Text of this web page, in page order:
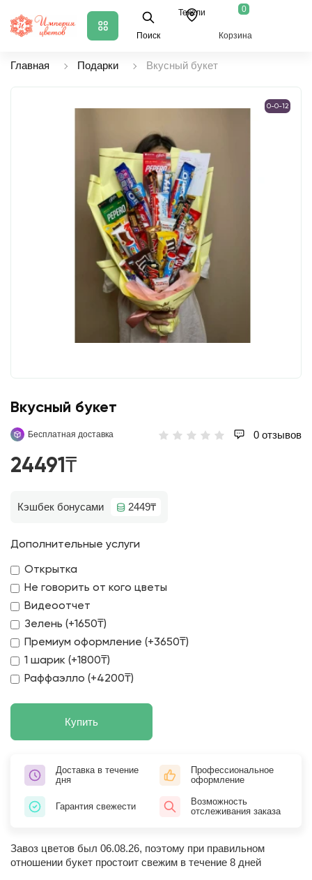
Поиск
Текели 0
Корзина
Главная Подарки Вкусный букет
0-0-12
Вкусный букет
Бесплатная доставка 0 отзывов
24491₸
Кэшбек бонусами 2449₸
Дополнительные услуги
Открытка
Не говорить от кого цветы
Видеоотчет
Зелень (+1650₸)
Премиум оформление (+3650₸)
1 шарик (+1800₸)
Раффаэлло (+4200₸)
Купить
Доставка в течение
дня
Профессиональное
оформление
Гарантия свежести
Возможность
отслеживания заказа
Завоз цветов был 06.08.26, поэтому при правильном
отношении букет простоит свежим в течение 8 дней